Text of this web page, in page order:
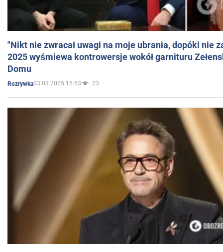
"Nikt nie zwracał uwagi na moje ubrania, dopóki nie
2025 wyśmiewa kontrowersje wokół garnituru
Domu
Rozrywka03.03.2025 15:53 23